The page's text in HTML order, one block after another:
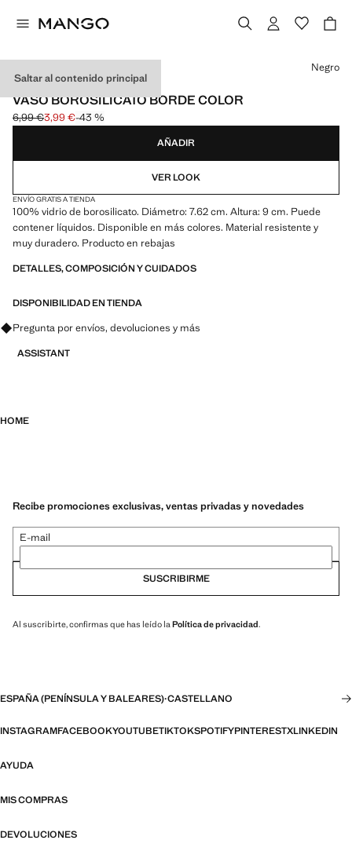
Saltar al contenido principal
BOROSILICATO
VASO BOROSILICATO BORDE COLOR
Precio inicial tachado [6,99 € ]
6,99 €
Precio actual [3,99 € ]
3,99 €-43 %
Selecciona un color
Negro
AÑADIR
VER LOOK
ENVÍO GRATIS A TIENDA
100% vidrio de borosilicato. Diámetro: 7.62 cm. Altura: 9 cm. Puede
contener líquidos. Disponible en más colores. Material resistente y
muy duradero. Producto en rebajas
DETALLES, COMPOSICIÓN Y CUIDADOS
DISPONIBILIDAD EN TIENDA
Pregunta por envíos, devoluciones y más
ASSISTANT
HOME
Recibe promociones exclusivas, ventas privadas y novedades
E-mail
SUSCRIBIRME
Al suscribirte, confirmas que has leído la Política de privacidad.
ESPAÑA (PENÍNSULA Y BALEARES)·CASTELLANO
INSTAGRAMFACEBOOKYOUTUBETIKTOKSPOTIFYPINTERESTXLINKEDIN
AYUDA
MIS COMPRAS
DEVOLUCIONES